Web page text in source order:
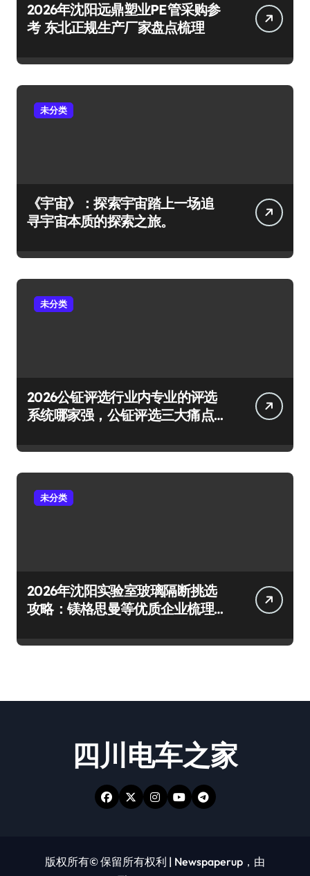
2026年沈阳远鼎塑业PE管采购参
考 东北正规生产厂家盘点梳理
未分类
《宇宙》：探索宇宙踏上一场追
寻宇宙本质的探索之旅。
未分类
2026公钲评选行业内专业的评选
系统哪家强，公钲评选三大痛点
未分类
2026年沈阳实验室玻璃隔断挑选
攻略：镁格思曼等优质企业梳理
四川电车之家
版权所有© 保留所有权利 | Newspaperup ，由